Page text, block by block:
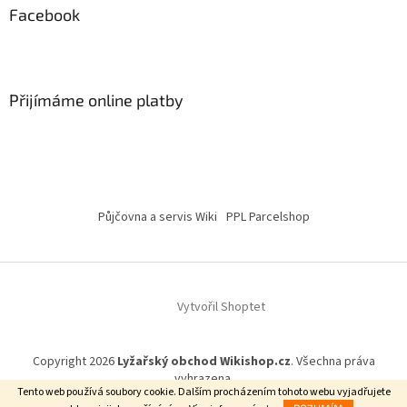
Tento web používá soubory cookie. Dalším procházením tohoto webu vyjadřujete
Facebook
Přijímáme online platby
Půjčovna a servis Wiki PPL Parcelshop
Vytvořil Shoptet
Copyright 2026 Lyžařský obchod Wikishop.cz. Všechna práva
vyhrazena.